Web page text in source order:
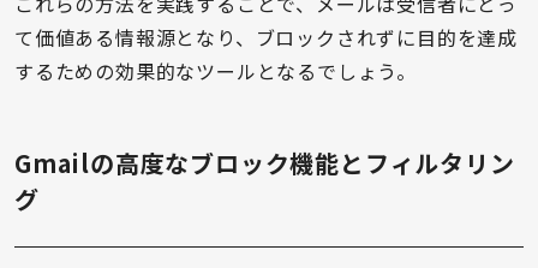
て価値ある情報源となり、ブロックされずに目的を達成
するための効果的なツールとなるでしょう。
Gmailの高度なブロック機能とフィルタリン
グ